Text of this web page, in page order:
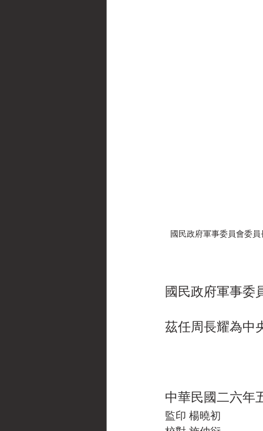
國民政府軍事委員會委員
國民政府軍事委
茲任周長耀為中
中華民國二六年
監印 楊曉初